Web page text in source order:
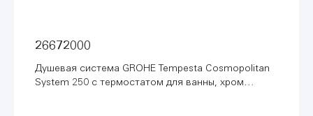
26672000
Душевая система GROHE Tempesta Cosmopolitan
System 250 с термостатом для ванны, хром